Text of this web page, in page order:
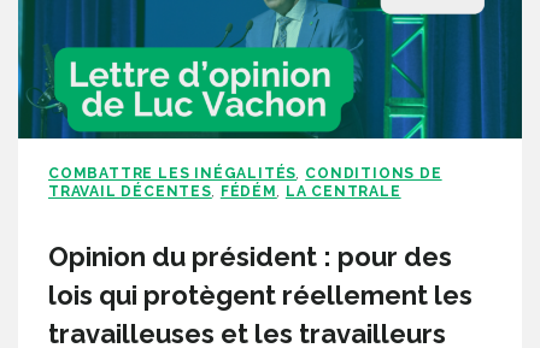
COMBATTRE LES INÉGALITÉS CONDITIONS DE
TRAVAIL DÉCENTES
FÉDÉM LA CENTRALE
Opinion du président : pour des
lois qui protègent réellement les
travailleuses et les travailleurs